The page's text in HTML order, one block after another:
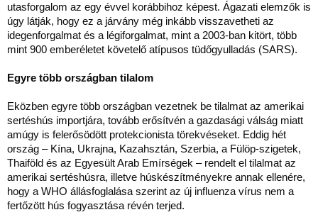
utasforgalom az egy évvel korábbihoz képest. Ágazati elemzők is
úgy látják, hogy ez a járvány még inkább visszavetheti az
idegenforgalmat és a légiforgalmat, mint a 2003-ban kitört, több
mint 900 emberéletet követelő atípusos tüdőgyulladás (SARS).
Egyre több országban tilalom
Eközben egyre több országban vezetnek be tilalmat az amerikai
sertéshús importjára, tovább erősítvén a gazdasági válság miatt
amúgy is felerősödött protekcionista törekvéseket. Eddig hét
ország – Kína, Ukrajna, Kazahsztán, Szerbia, a Fülöp-szigetek,
Thaiföld és az Egyesült Arab Emírségek – rendelt el tilalmat az
amerikai sertéshúsra, illetve húskészítményekre annak ellenére,
hogy a WHO állásfoglalása szerint az új influenza vírus nem a
fertőzött hús fogyasztása révén terjed.